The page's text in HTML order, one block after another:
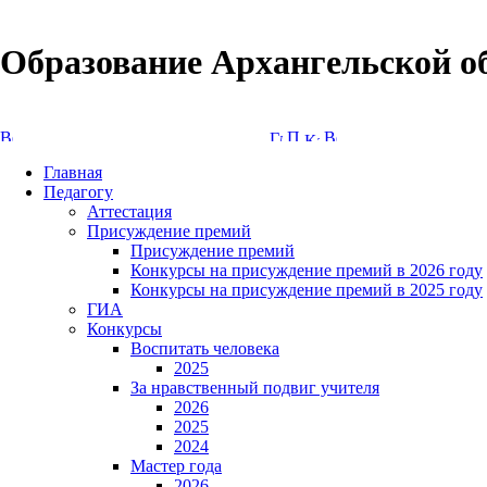
Образование Архангельской
Главная
Педагогу
Аттестация
Присуждение премий
Присуждение премий
Конкурсы на присуждение премий в 2026 году
Конкурсы на присуждение премий в 2025 году
ГИА
Конкурсы
Воспитать человека
2025
За нравственный подвиг учителя
2026
2025
2024
Мастер года